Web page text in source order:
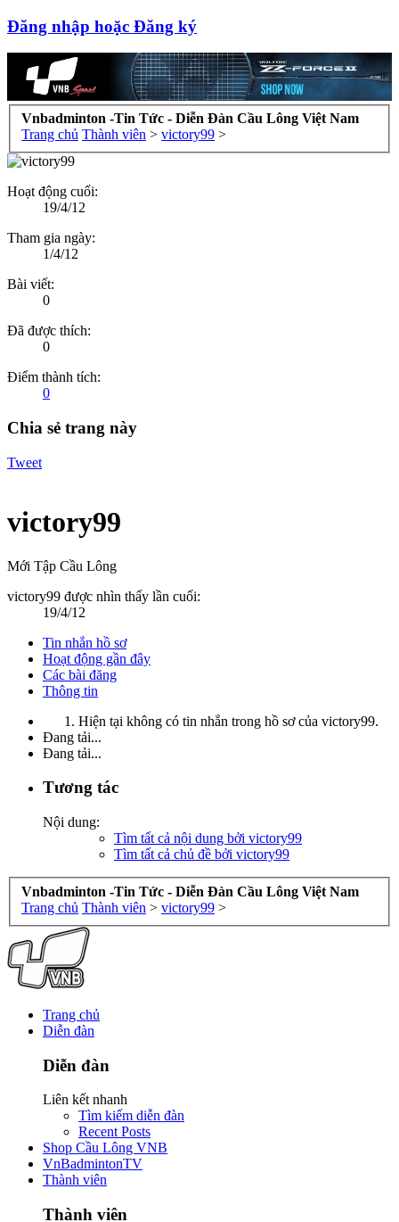
Đăng nhập hoặc Đăng ký
Vnbadminton -Tin Tức - Diễn Đàn Cầu Lông Việt Nam
Trang chủ Thành viên > victory99 >
Hoạt động cuối:
19/4/12
Tham gia ngày:
1/4/12
Bài viết:
0
Đã được thích:
0
Điểm thành tích:
0
Chia sẻ trang này
Tweet
victory99
Mới Tập Cầu Lông
victory99 được nhìn thấy lần cuối:
19/4/12
Tin nhắn hồ sơ
Hoạt động gần đây
Các bài đăng
Thông tin
Hiện tại không có tin nhắn trong hồ sơ của victory99.
Đang tải...
Đang tải...
Tương tác
Nội dung:
Tìm tất cả nội dung bởi victory99
Tìm tất cả chủ đề bởi victory99
Vnbadminton -Tin Tức - Diễn Đàn Cầu Lông Việt Nam
Trang chủ Thành viên > victory99 >
Trang chủ
Diễn đàn
Diễn đàn
Liên kết nhanh
Tìm kiếm diễn đàn
Recent Posts
Shop Cầu Lông VNB
VnBadmintonTV
Thành viên
Thành viên